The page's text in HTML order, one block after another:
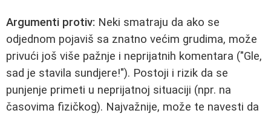
Argumenti protiv: Neki smatraju da ako se
odjednom pojaviš sa znatno većim grudima, može
privući još više pažnje i neprijatnih komentara ("Gle,
sad je stavila sundjere!"). Postoji i rizik da se
punjenje primeti u neprijatnoj situaciji (npr. na
časovima fizičkog). Najvažnije, može te navesti da